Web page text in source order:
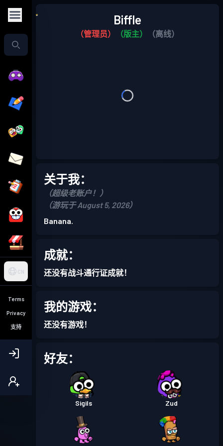
CN
Terms
Privacy
支持
Biffle
（管理员） （版主） （离线）
关于我：
（超级老账户！）
（游玩于 August 5, 2026）
Banana.
成就：
还没有战斗通行证成就！
我的游戏：
还没有游戏！
好友：
Sigils Zud